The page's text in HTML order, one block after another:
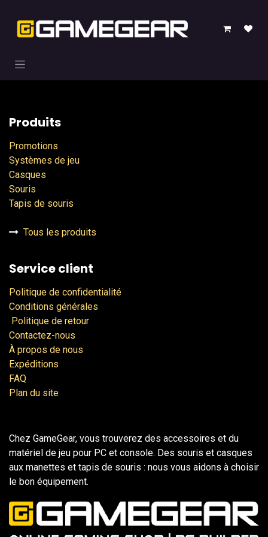
Produits
Promotions
Systèmes de jeu
Casques
Souris
Tapis de souris
Tous les produits
Service client
Politique de confidentialité
Conditions générales
Politique de retour
Contactez-nous
À propos de nous
Expéditions
FAQ
Plan du site
Chez GameGear, vous trouverez des accessoires et du
matériel de jeu pour PC et console. Des souris et casques
aux manettes et tapis de souris : nous vous aidons à choisir
le bon équipement.